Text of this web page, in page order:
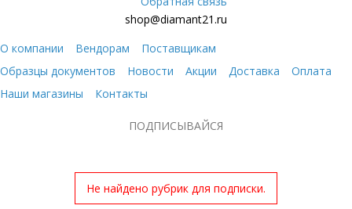
shop@diamant21.ru
О компании
Вендорам
Поставщикам
Образцы документов
Новости Акции Доставка
Оплата
Наши магазины
Контакты
ПОДПИСЫВАЙСЯ
Не найдено рубрик для подписки.